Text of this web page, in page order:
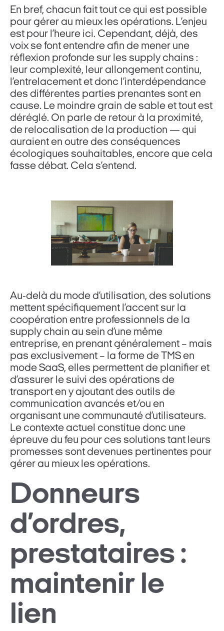
En bref, chacun fait tout ce qui est possible
pour gérer au mieux les opérations. L’enjeu
est pour l’heure ici. Cependant, déjà, des
voix se font entendre afin de mener une
réflexion profonde sur les supply chains :
leur complexité, leur allongement continu,
l’entrelacement et donc l’interdépendance
des différentes parties prenantes sont en
cause. Le moindre grain de sable et tout est
déréglé. On parle de retour à la proximité,
de relocalisation de la production — qui
auraient en outre des conséquences
écologiques souhaitables, encore que cela
fasse débat. Cela s’entend.
Au-delà du mode d’utilisation, des solutions
mettent spécifiquement l’accent sur la
coopération entre professionnels de la
supply chain au sein d’une même
entreprise, en prenant généralement – mais
pas exclusivement – la forme de TMS en
mode SaaS, elles permettent de planifier et
d’assurer le suivi des opérations de
transport en y ajoutant des outils de
communication avancés et/ou en
organisant une communauté d’utilisateurs.
Le contexte actuel constitue donc une
épreuve du feu pour ces solutions tant leurs
promesses sont devenues pertinentes pour
gérer au mieux les opérations.
Donneurs
d’ordres,
prestataires :
maintenir le
lien